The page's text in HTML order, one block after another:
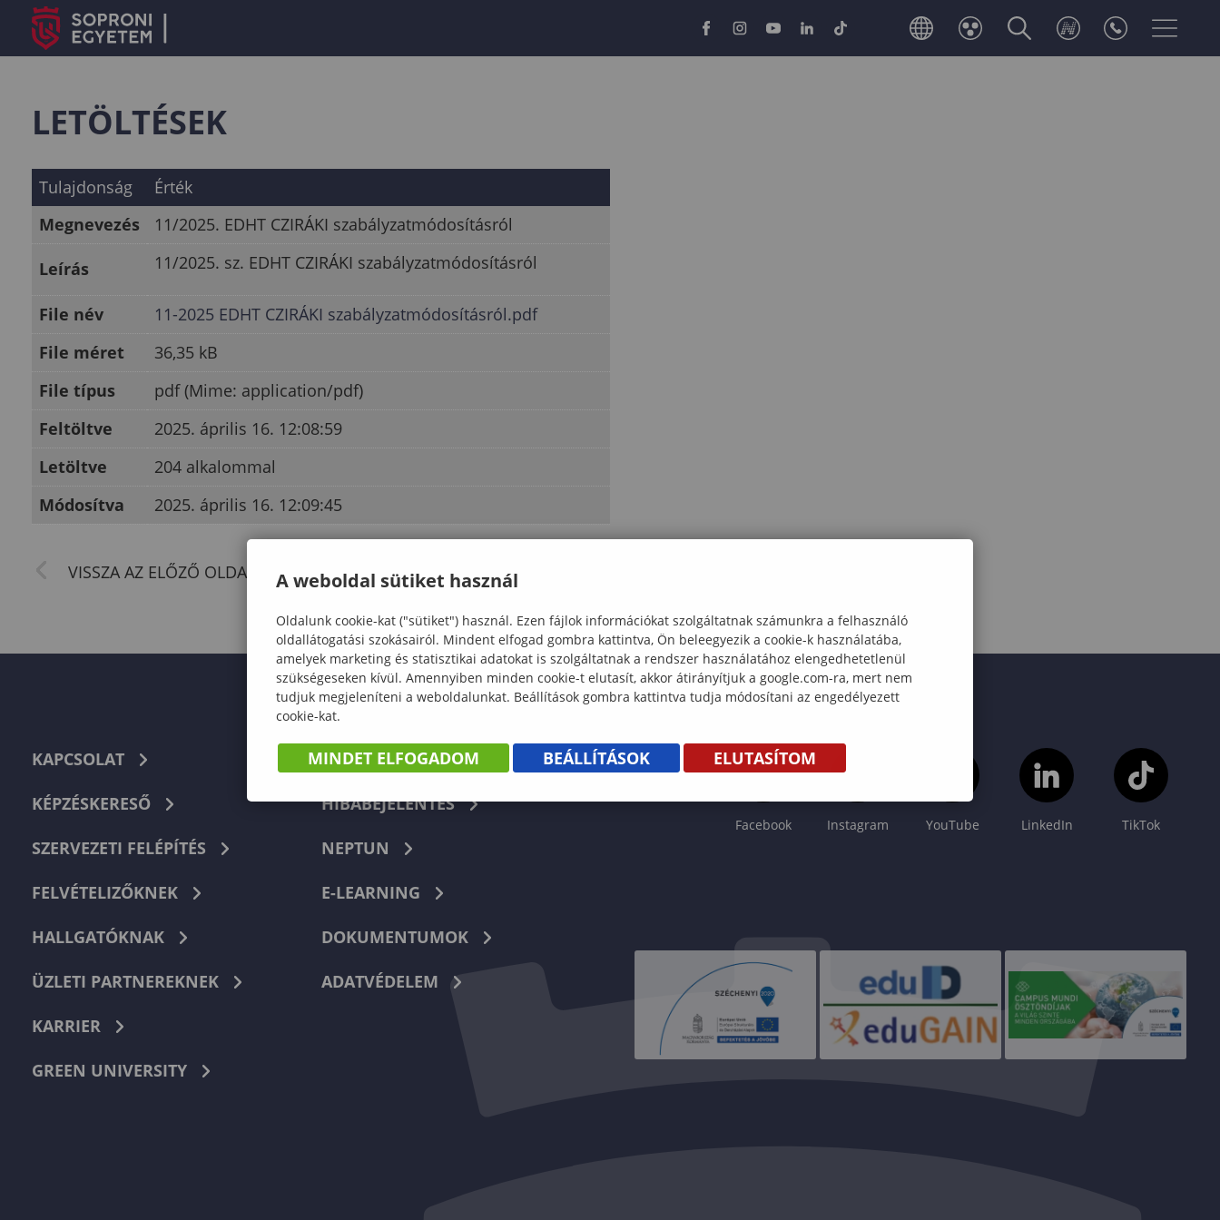
LETÖLTÉSEK
Tulajdonság
Érték
Megnevezés
11/2025. EDHT CZIRÁKI szabályzatmódosításról
Leírás 11/2025. sz. EDHT CZIRÁKI szabályzatmódosításról
File név
11-2025 EDHT CZIRÁKI szabályzatmódosításról.pdf
File méret
36,35 kB
File típus
pdf (Mime: application/pdf)
Feltöltve
2025. április 16. 12:08:59
Letöltve
204 alkalommal
Módosítva
2025. április 16. 12:09:45
KAPCSOLAT
KÉPZÉSKERESŐ
SZERVEZETI FELÉPÍTÉS
FELVÉTELIZŐKNEK
HALLGATÓKNAK
ÜZLETI PARTNEREKNEK
KARRIER
GREEN UNIVERSITY
TELEFONKÖNYV
HIBABEJELENTÉS
NEPTUN
E-LEARNING
DOKUMENTUMOK
ADATVÉDELEM
Facebook Instagram YouTube LinkedIn TikTok
A weboldal sütiket használ
Oldalunk cookie-kat ("sütiket") használ. Ezen fájlok információkat szolgáltatnak számunkra a felhasználó
oldallátogatási szokásairól. Mindent elfogad gombra kattintva, Ön beleegyezik a cookie-k használatába,
amelyek marketing és statisztikai adatokat is szolgáltatnak a rendszer használatához elengedhetetlenül
szükségeseken kívül. Amennyiben minden cookie-t elutasít, akkor átirányítjuk a google.com-ra, mert nem
tudjuk megjeleníteni a weboldalunkat. Beállítások gombra kattintva tudja módosítani az engedélyezett
cookie-kat.
MINDET ELFOGADOM BEÁLLÍTÁSOK ELUTASÍTOM